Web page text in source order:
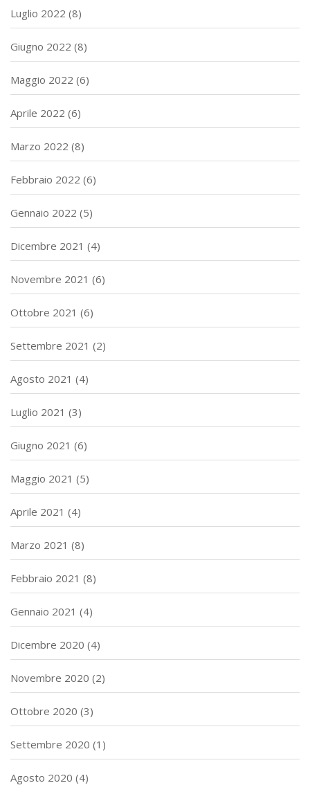
Luglio 2022 (8)
Giugno 2022 (8)
Maggio 2022 (6)
Aprile 2022 (6)
Marzo 2022 (8)
Febbraio 2022 (6)
Gennaio 2022 (5)
Dicembre 2021 (4)
Novembre 2021 (6)
Ottobre 2021 (6)
Settembre 2021 (2)
Agosto 2021 (4)
Luglio 2021 (3)
Giugno 2021 (6)
Maggio 2021 (5)
Aprile 2021 (4)
Marzo 2021 (8)
Febbraio 2021 (8)
Gennaio 2021 (4)
Dicembre 2020 (4)
Novembre 2020 (2)
Ottobre 2020 (3)
Settembre 2020 (1)
Agosto 2020 (4)